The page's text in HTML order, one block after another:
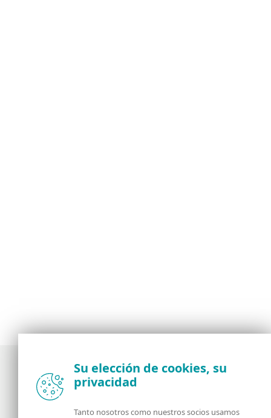
Noticias, opiniones y análisis de la comunidad de
seguridad de ESET
Su elección de cookies, su
privacidad
Tanto nosotros como nuestros socios usamos